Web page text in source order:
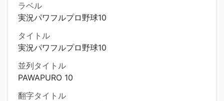
ラベル
実況パワフルプロ野球10
タイトル
実況パワフルプロ野球10
並列タイトル
PAWAPURO 10
翻字タイトル